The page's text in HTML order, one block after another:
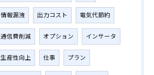
情報漏洩 出力コスト 電気代節約
通信費削減 オプション インサータ
生産性向上 仕事 プラン